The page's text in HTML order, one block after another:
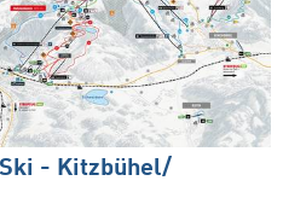
- Kitzbühel/​